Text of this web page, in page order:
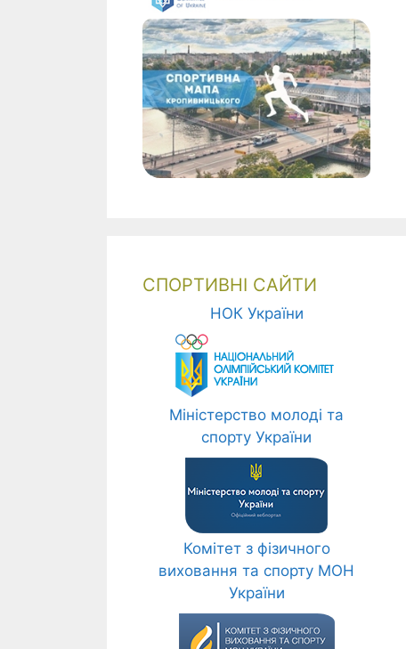
СПОРТИВНІ САЙТИ
НОК України
Міністерство молоді та
спорту України
Комітет з фізичного
виховання та спорту МОН
України